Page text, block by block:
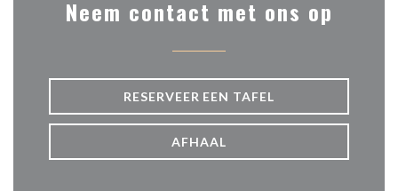
Neem contact met ons op
RESERVEER EEN TAFEL
AFHAAL